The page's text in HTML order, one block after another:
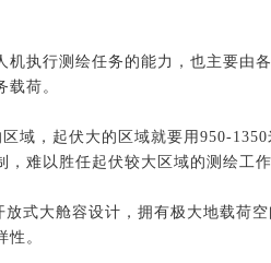
执行测绘任务的能力，也主要
荷。
域，起伏大的区域就要用950-
难以胜任起伏较大区域的测绘工作
式大舱容设计，拥有极大地载荷
。